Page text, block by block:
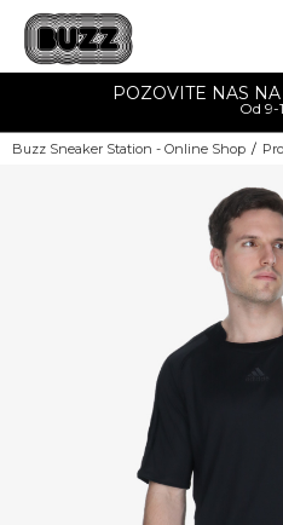
POZOVITE NAS
Od 9-
Buzz Sneaker Station - Online Shop